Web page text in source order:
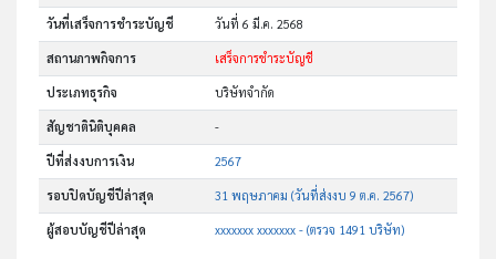
วันที่เสร็จการชำระบัญชี วันที่ 6 มี.ค. 2568
สถานภาพกิจการ เสร็จการชำระบัญชี
ประเภทธุรกิจ บริษัทจำกัด
สัญชาตินิติบุคคล -
ปีที่ส่งงบการเงิน 2567
รอบปิดบัญชีปีล่าสุด 31 พฤษภาคม (วันที่ส่งงบ 9 ต.ค. 2567)
ผู้สอบบัญชีปีล่าสุด xxxxxxx xxxxxxx - (ตรวจ 1491 บริษัท)